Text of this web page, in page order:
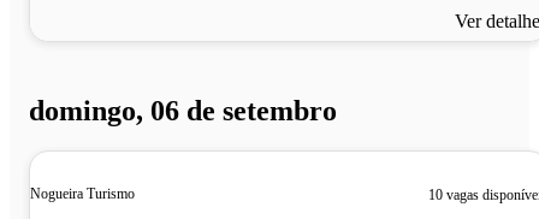
Ver
domingo, 06 de setembro
Nogueira Turismo 10 vagas